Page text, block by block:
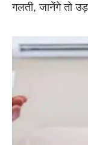
गलती, जानेंगे तो